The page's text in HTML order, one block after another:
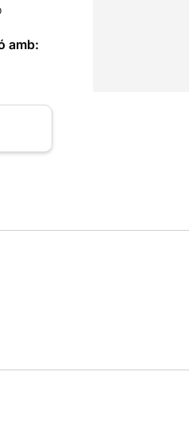
amb: